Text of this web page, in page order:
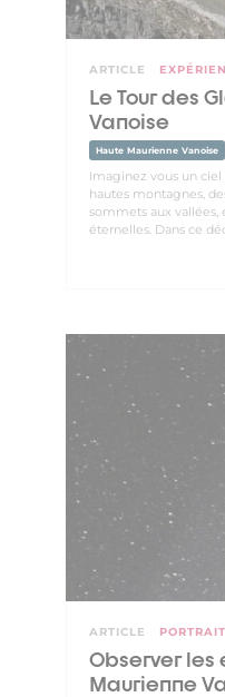
ARTICLE
Le Tour des
Vanoise
Haute Maurienne Vanoise
Imaginez vous un ciel
hautes montagnes,
sommets aux vallées,
éternelles. Dans ce
ARTICLE PORTRAIT
Observer les
Maurienne